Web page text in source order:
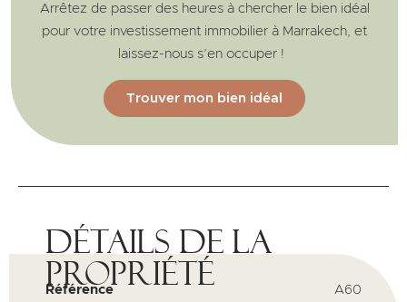
Arrêtez de passer des heures à chercher le bien idéal
pour votre investissement immobilier à Marrakech, et
laissez-nous s’en occuper !
Trouver mon bien idéal
Détails de la
propriété
Référence A60